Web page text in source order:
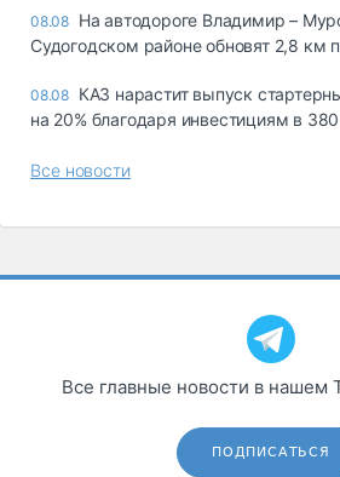
08.08 На автодороге Владимир –
Судогодском районе обновят 2,8 км
08.08 КАЗ нарастит выпуск
на 20% благодаря инвестициям в
Все новости
Все главные новости в нашем
ПОДПИСАТЬСЯ